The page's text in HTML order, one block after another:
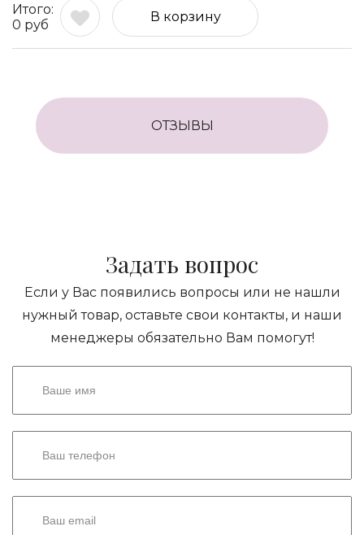
0 руб
В корзину
ОТЗЫВЫ
Задать вопрос
Если у Вас появились вопросы или не нашли
нужный товар, оставьте свои контакты, и наши
менеджеры обязательно Вам помогут!